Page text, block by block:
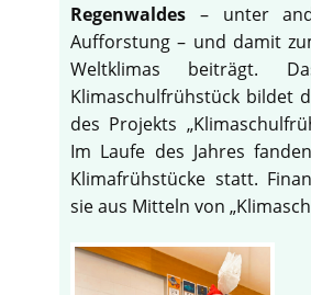
Regenwaldes – unter
Aufforstung – und damit
Weltklimas beiträgt.
Klimaschulfrühstück bildet
des Projekts
Im Laufe des Jahres
Klimafrühstücke statt.
sie aus Mitteln von